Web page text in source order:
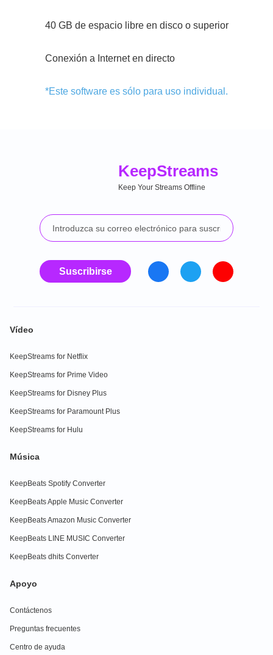
40 GB de espacio libre en disco o superior
Conexión a Internet en directo
*Este software es sólo para uso individual.
KeepStreams
Keep Your Streams Offline
Suscribirse
Vídeo
KeepStreams for Netflix
KeepStreams for Prime Video
KeepStreams for Disney Plus
KeepStreams for Paramount Plus
KeepStreams for Hulu
Música
KeepBeats Spotify Converter
KeepBeats Apple Music Converter
KeepBeats Amazon Music Converter
KeepBeats LINE MUSIC Converter
KeepBeats dhits Converter
Apoyo
Contáctenos
Preguntas frecuentes
Centro de ayuda